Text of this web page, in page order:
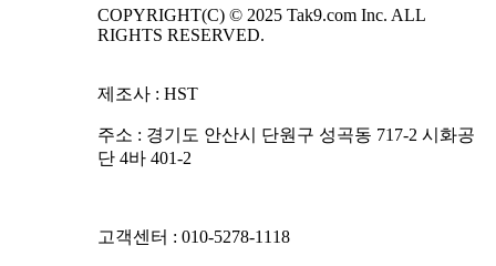
COPYRIGHT(C) © 2025 Tak9.com Inc. ALL
RIGHTS RESERVED.
제조사 : HST
주소 : 경기도 안산시 단원구 성곡동 717-2 시화공
단 4바 401-2
고객센터 : 010-5278-1118